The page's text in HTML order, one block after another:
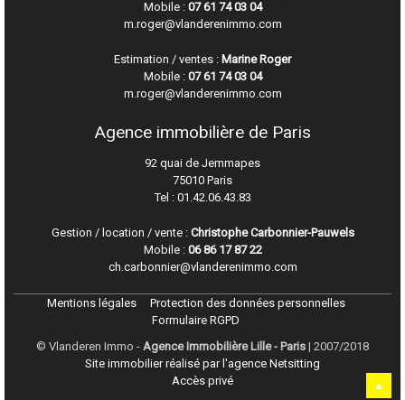
Mobile : 07 61 74 03 04
m.roger@vlanderenimmo.com
Estimation / ventes : Marine Roger
Mobile : 07 61 74 03 04
m.roger@vlanderenimmo.com
Agence immobilière de Paris
92 quai de Jemmapes
75010 Paris
Tel :01.42.06.43.83
Gestion / location / vente : Christophe Carbonnier-Pauwels
Mobile : 06 86 17 87 22
ch.carbonnier@vlanderenimmo.com
Mentions légales
Protection des données personnelles
Formulaire RGPD
© Vlanderen Immo - Agence Immobilière Lille - Paris | 2007/2018
Site immobilier réalisé par l'agence Netsitting
Accès privé